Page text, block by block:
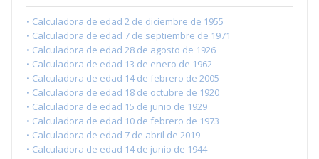
• Calculadora de edad 2 de diciembre de 1955
• Calculadora de edad 7 de septiembre de 1971
• Calculadora de edad 28 de agosto de 1926
• Calculadora de edad 13 de enero de 1962
• Calculadora de edad 14 de febrero de 2005
• Calculadora de edad 18 de octubre de 1920
• Calculadora de edad 15 de junio de 1929
• Calculadora de edad 10 de febrero de 1973
• Calculadora de edad 7 de abril de 2019
• Calculadora de edad 14 de junio de 1944